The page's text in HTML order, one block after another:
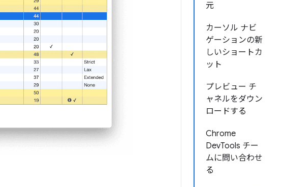
元
カーソル ナビ
ゲーションの新
しいショートカ
ット
プレビュー チ
ャネルをダウン
ロードする
Chrome
DevTools チー
ムに問い合わせ
る